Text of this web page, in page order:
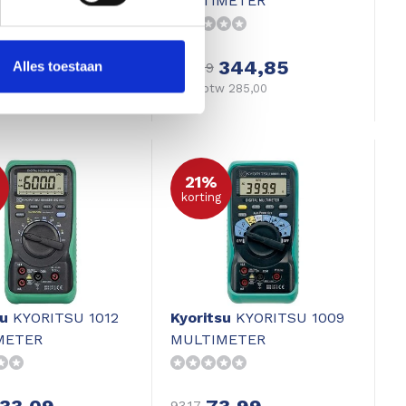
Alles toestaan
151,25 482,79 344,85
Excl. btw 285,00
KYORITSU 1012
21%
korting
Kyoritsu KYORITSU 1009
MULTIMETER